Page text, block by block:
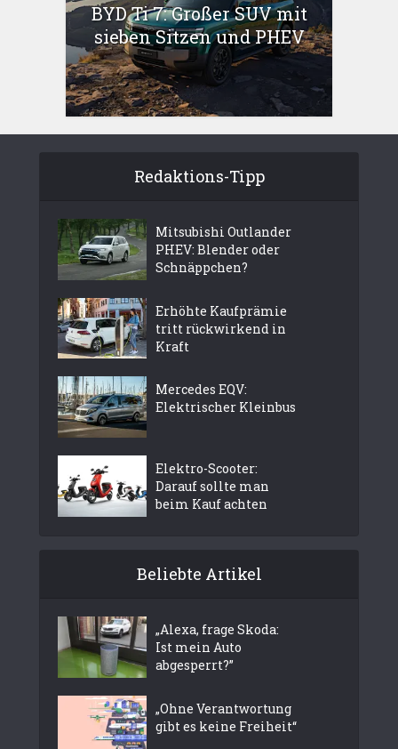
BYD Ti 7: Großer SUV mit
sieben Sitzen und PHEV
Redaktions-Tipp
Mitsubishi Outlander
PHEV: Blender oder
Schnäppchen?
Erhöhte Kaufprämie
tritt rückwirkend in
Kraft
Mercedes EQV:
Elektrischer Kleinbus
Elektro-Scooter:
Darauf sollte man
beim Kauf achten
Beliebte Artikel
„Alexa, frage Skoda:
Ist mein Auto
abgesperrt?”
„Ohne Verantwortung
gibt es keine Freiheit“